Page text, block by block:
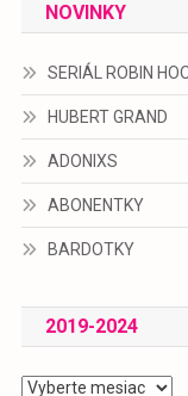
NOVINKY
SERIÁL ROBIN
HUBERT GRAND
ADONIXS
ABONENTKY
BARDOTKY
2019-2024
2019-